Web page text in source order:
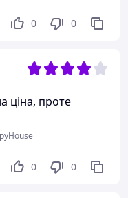
0 0
ціна, проте
0 0